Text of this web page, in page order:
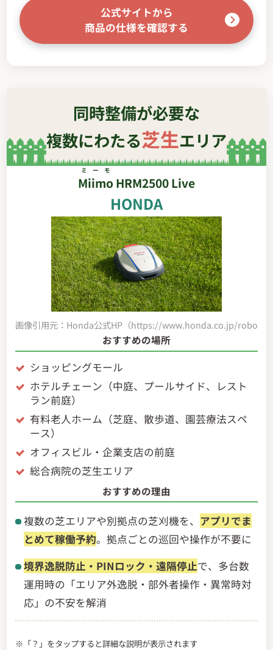
公式サイトから
商品の仕様を確認する
同時整備が必要な
複数にわたる芝生エリア
Miimo
ミーモ
HRM2500 Live
HONDA
画像引用元：Honda公式HP（https://www.honda.co.jp/robot-
おすすめの場所
ショッピングモール
ホテルチェーン（中庭、プールサイド、レスト
ラン前庭）
有料老人ホーム（芝庭、散歩道、園芸療法スペ
ース）
オフィスビル・企業支店の前庭
総合病院の芝生エリア
おすすめの理由
複数の芝エリアや別拠点の芝刈機を、 アプリでま
とめて稼働予約。拠点ごとの巡回や操作が不要に
境界逸脱防止・PINロック・遠隔停止で、多台数
運用時の「エリア外逸脱・部外者操作・異常時対
応」の不安を解消
※「？」をタップすると詳細な説明が表示されます